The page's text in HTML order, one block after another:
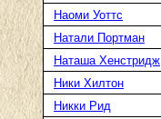
Наоми Уоттс
Натали Портман
Наташа Хенстридж
Ники Хилтон
Никки Рид